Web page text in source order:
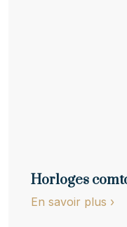
Horloges
En savoir plus ›